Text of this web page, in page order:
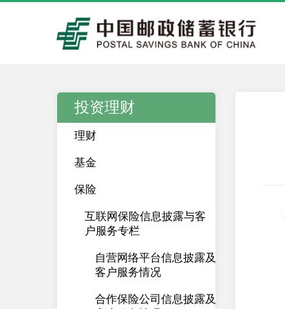
投资理财
理财
基金
保险
互联网保险信息披露与客
户服务专栏
自营网络平台信息披露及
客户服务情况
合作保险公司信息披露及